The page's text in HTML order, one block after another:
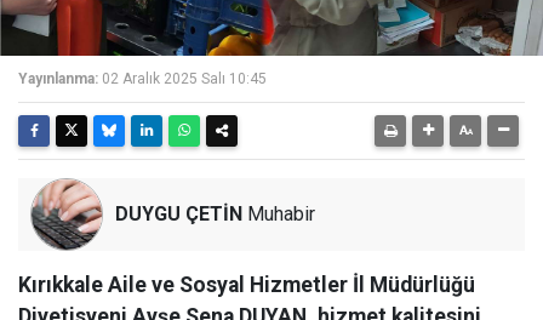
Yayınlanma: 02 Aralık 2025 Salı 10:45
DUYGU ÇETİN Muhabir
Kırıkkale Aile ve Sosyal Hizmetler İl Müdürlüğü